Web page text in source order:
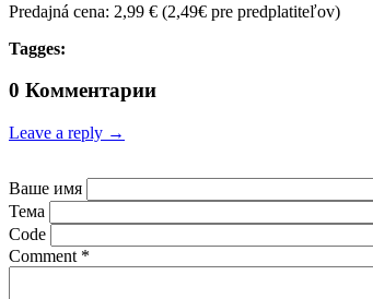
Predajná cena: 2,99 € (2,49€ pre predplatiteľov)
Tagges:
0 Комментарии
Leave a reply →
Ваше имя
Тема
Code
Comment *